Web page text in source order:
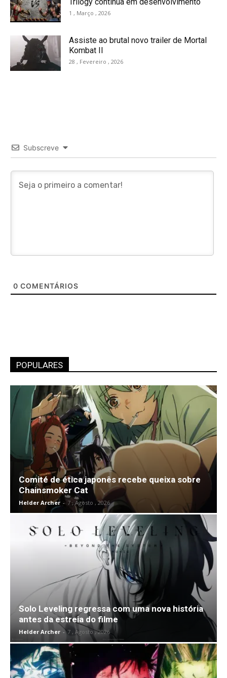
1 , Março , 2026
Assiste ao brutal novo trailer de Mortal
Kombat II
28 , Fevereiro , 2026
Subscreve
0 COMENTÁRIOS
POPULARES
Comité de ética japonês recebe queixa sobre
Chainsmoker Cat
Helder Archer - 7 , Agosto , 2026
Solo Leveling regressa com uma nova história
antes da estreia do filme
Helder Archer - 7 , Agosto , 2026